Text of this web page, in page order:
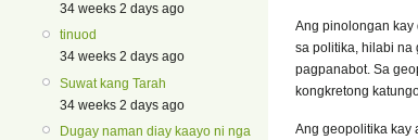
34 weeks 2 days ago
tinuod
34 weeks 2 days ago
Suwat kang Tarah
34 weeks 2 days ago
Dugay naman diay kaayo ni nga
Ang pinolongan kay
sa politika, hilabi na
pagpanabot. Sa
kongkretong
Ang geopolitika kay